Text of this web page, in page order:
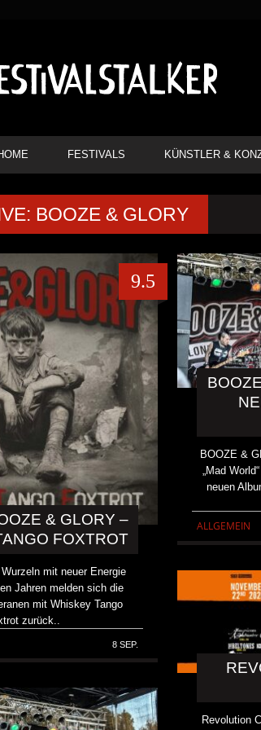
FESTIVALS KÜNSTLER &
BOOZE & GLORY
9.5
& GLORY –
FOXTROT
mit neuer Energie
Jahren melden sich die
mit Whiskey Tango
zurück..
8 SEP.
BOOZE &
„Mad
neuen
ALLGEMEIN
Revolution
DICK BRAVE ROCKT DINSLAKEN DIREKT
ALLGEMEIN